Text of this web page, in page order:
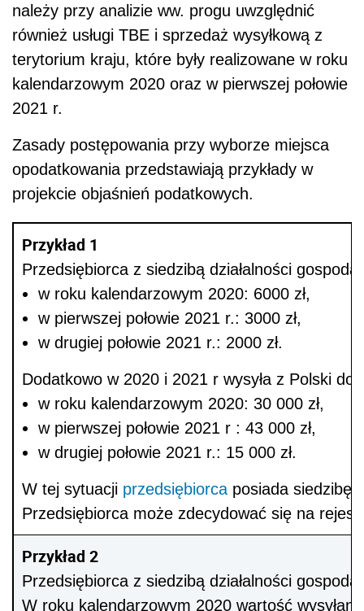
należy przy analizie ww. progu uwzględnić
również usługi TBE i sprzedaż wysyłkową z
terytorium kraju, które były realizowane w roku
kalendarzowym 2020 oraz w pierwszej połowie
2021 r.
Zasady postępowania przy wyborze miejsca
opodatkowania przedstawiają przykłady w
projekcie objaśnień podatkowych.
Przykład 1
Przedsiębiorca z siedzibą działalności
w roku kalendarzowym 2020: 6000 zł,
w pierwszej połowie 2021 r.: 3000 zł,
w drugiej połowie 2021 r.: 2000 zł.
Dodatkowo w 2020 i 2021 r wysyła z Polski
w roku kalendarzowym 2020: 30 000 zł,
w pierwszej połowie 2021 r : 43 000 zł,
w drugiej połowie 2021 r.: 15 000 zł.
W tej sytuacji przedsiębiorca posiada siedzibę
Przedsiębiorca może zdecydować się na
Przykład 2
Przedsiębiorca z siedzibą działalności
W roku kalendarzowym 2020 wartość